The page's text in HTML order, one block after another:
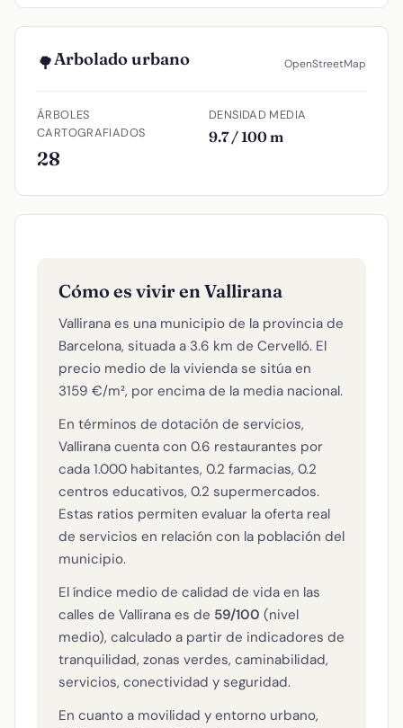
🌳Arbolado urbano OpenStreetMap
ÁRBOLES
CARTOGRAFIADOS
28
DENSIDAD MEDIA
9.7 / 100 m
Cómo es vivir en Vallirana
Vallirana es una municipio de la provincia de
Barcelona, situada a 3.6 km de Cervelló. El
precio medio de la vivienda se sitúa en
3159 €/m², por encima de la media nacional.
En términos de dotación de servicios,
Vallirana cuenta con 0.6 restaurantes por
cada 1.000 habitantes, 0.2 farmacias, 0.2
centros educativos, 0.2 supermercados.
Estas ratios permiten evaluar la oferta real
de servicios en relación con la población del
municipio.
El índice medio de calidad de vida en las
calles de Vallirana es de 59/100 (nivel
medio), calculado a partir de indicadores de
tranquilidad, zonas verdes, caminabilidad,
servicios, conectividad y seguridad.
En cuanto a movilidad y entorno urbano,